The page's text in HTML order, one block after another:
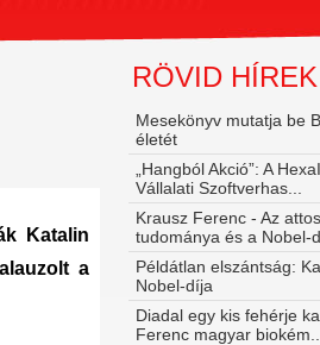
Katalin
a
RÖVID HÍREK
Mesekönyv mutatja be
életét
„Hangból Akció”: A
Vállalati Szoftverhas...
Krausz Ferenc - Az
tudománya és a
Példátlan elszántság:
Nobel-díja
Diadal egy kis fehérje
Ferenc magyar biokém...